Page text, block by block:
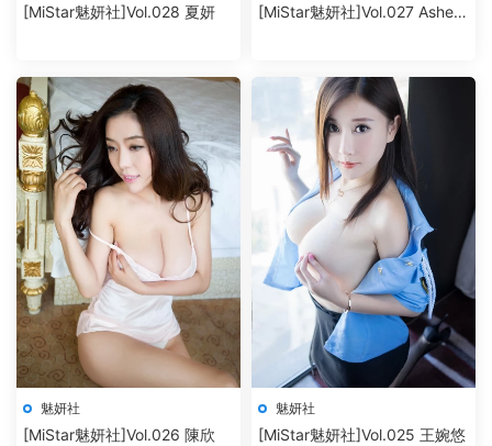
[MiStar魅妍社]Vol.028 夏妍
[MiStar魅妍社]Vol.027 Ashely
魅妍社
[MiStar魅妍社]Vol.026 陳欣
魅妍社
[MiStar魅妍社]Vol.025 王婉悠